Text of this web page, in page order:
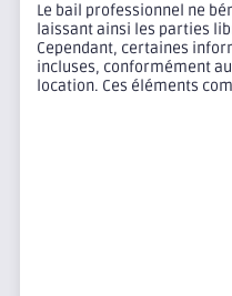
Le bail professionnel ne
laissant ainsi les parties
Cependant, certaines
incluses, conformément
location. Ces éléments